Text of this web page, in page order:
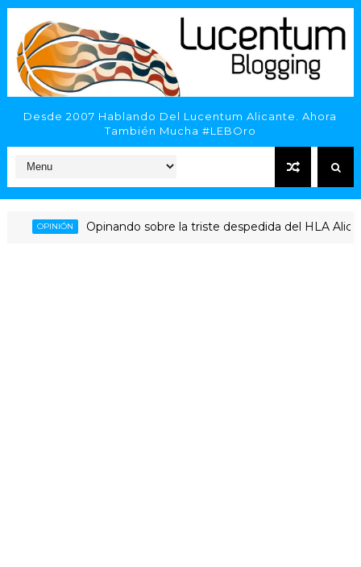
Desde 2007 Hablando Del Lucentum Alicante. Ahora
También Mucha #LEBOro
OPINIÓN Opinando sobre la triste despedida del HLA Alicante a